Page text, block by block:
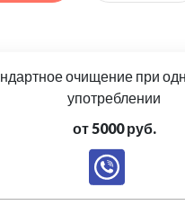
очищение при
употреблении
от 5000 руб.